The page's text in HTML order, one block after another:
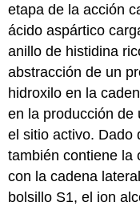
etapa de la acción
ácido aspártico
anillo de histidina
abstracción de un
hidroxilo en la
en la producción de
el sitio activo. Dado
también contiene la
con la cadena
bolsillo S1, el ion